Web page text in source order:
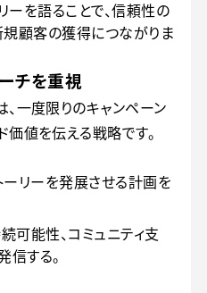
を語ることで、信頼性の
規顧客の獲得につながりま
チを重視
、一度限りのキャンペーン
価値を伝える戦略です。
リーを発展させる計画を
可能性、コミュニティ支
信する。